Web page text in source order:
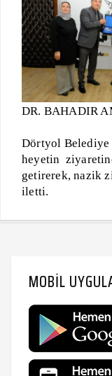
DR. BAHADIR
Dörtyol Belediye
heyetin
getirerek, nazik
iletti.
MOBIL